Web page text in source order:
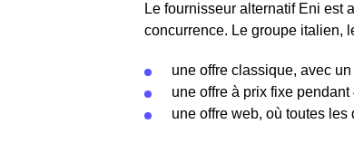
Le fournisseur alternatif Eni est
concurrence. Le groupe italien,
une offre classique, avec
une offre à prix fixe
une offre web, où toutes